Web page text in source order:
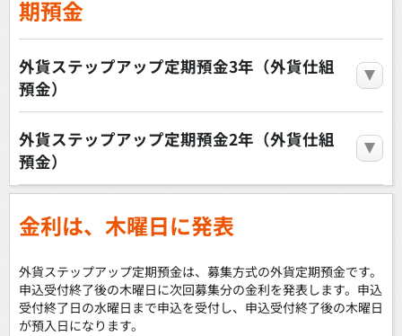
期預金
外貨ステップアップ定期預金3年（外貨仕組
預金）
外貨ステップアップ定期預金2年（外貨仕組
預金）
金利は、木曜日に発表
外貨ステップアップ定期預金は、募集方式の外貨定期預金です。
申込受付終了後の木曜日に次回募集分の金利を発表します。申込
受付終了日の水曜日まで申込を受付し、申込受付終了後の木曜日
が預入日になります。